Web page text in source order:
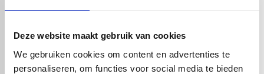
Deze website maakt gebruik van cookies
We gebruiken cookies om content en advertenties te
personaliseren, om functies voor social media te bieden
Wonderboard
2500x1200x2,3 mm
€ 115,72
2750x1200x2,3 mm
€ 134,42